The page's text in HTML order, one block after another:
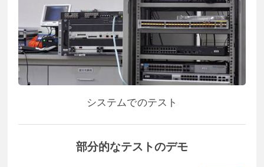
システムでのテスト
部分的なテストのデモ